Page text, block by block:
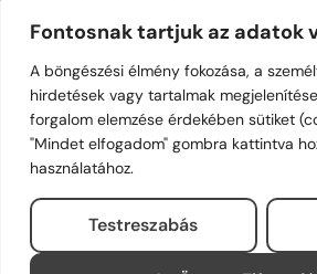
Fontosnak tartjuk az adatok
A böngészési élmény fokozása, a
hirdetések vagy tartalmak
forgalom elemzése érdekében sütiket
"Mindet elfogadom" gombra kattintva
használatához.
Testreszabás
+36 30 622 4434
Biznisz
Valami más...